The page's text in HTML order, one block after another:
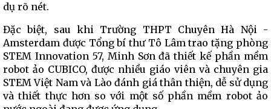
dụ rõ nét.
Đặc biệt, sau khi Trường THPT Chuyên Hà Nội -
Amsterdam được Tổng bí thư Tô Lâm trao tặng phòng
STEM Innovation 57, Minh Sơn đã thiết kế phần mềm
robot ảo CUBICO, được nhiều giáo viên và chuyên gia
STEM Việt Nam và Lào đánh giá thân thiện, dễ sử dụng
và thiết thực hơn so với một số phần mềm robot ảo